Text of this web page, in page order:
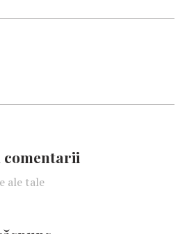
comentarii
ale tale